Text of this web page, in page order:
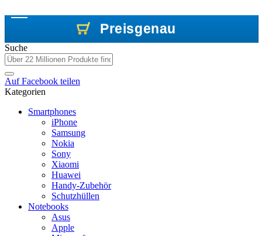
Preisgenau
Preisgenau
Preisgenau
Suche
AufFacebook teilen
Kategorien
Smartphones
iPhone
Samsung
Nokia
Sony
Xiaomi
Huawei
Handy-Zubehör
Schutzhüllen
Notebooks
Asus
Apple